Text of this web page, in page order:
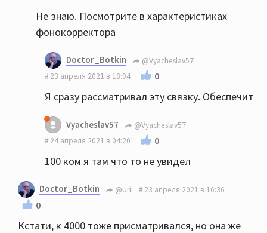
Не знаю. Посмотрите в характеристиках
фонокорректора
Doctor_Botkin
@Vyacheslav57
23 апреля 2021 в 18:04
0
Я сразу рассматривал эту связку. Обеспечит
Vyacheslav57
@Vyacheslav57
24 апреля 2021 в 04:20
0
100 ком я там что то не увидел
Doctor_Botkin @Urii 23 апреля 2021 в 16:36
0
Кстати, к 4000 тоже присматривался, но она же